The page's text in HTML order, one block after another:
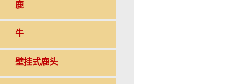
鹿
牛
壁挂式鹿头